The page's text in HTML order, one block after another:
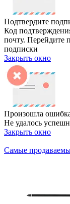
Подтвердите
Код
почту. Перейдите
подписки
Закрыть окно
Произошла
Не удалось
Закрыть окно
Самые